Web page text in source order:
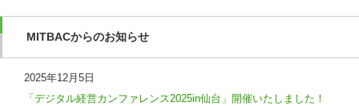
MITBACからのお知らせ
2025年12月5日
「デジタル経営カンファレンス2025in仙台」開催いたしました！